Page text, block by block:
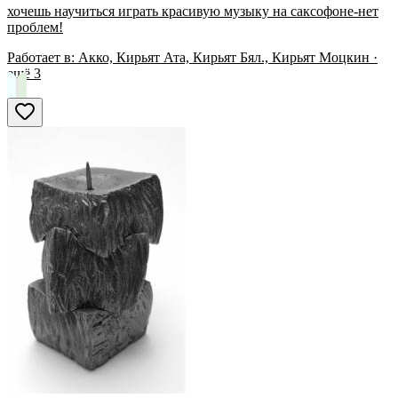
хочешь научиться играть красивую музыку на саксофоне-нет
проблем!
Работает в: Акко, Кирьят Ата, Кирьят Бял., Кирьят Моцкин ·
ещё 3